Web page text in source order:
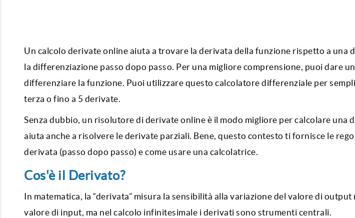
Un calcolo derivate online aiuta a trovare la derivata della funzione rispetto a una
la differenziazione passo dopo passo. Per una migliore comprensione, puoi dare
differenziare la funzione. Puoi utilizzare questo calcolatore differenziale per
terza o fino a 5 derivate.
Senza dubbio, un risolutore di derivate online è il modo migliore per calcolare una
aiuta anche a risolvere le derivate parziali. Bene, questo contesto ti fornisce le
derivata (passo dopo passo) e come usare una calcolatrice.
Cos'è il Derivato?
In matematica, la “derivata” misura la sensibilità alla variazione del valore di
valore di input, ma nel calcolo infinitesimale i derivati sono strumenti centrali.